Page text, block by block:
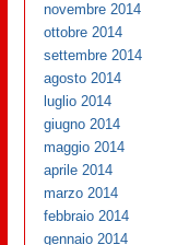
novembre 2014
ottobre 2014
settembre 2014
agosto 2014
luglio 2014
giugno 2014
maggio 2014
aprile 2014
marzo 2014
febbraio 2014
gennaio 2014